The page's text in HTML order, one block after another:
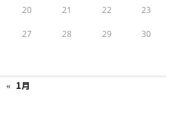
20 21 22 23
27 28 29 30
« 1月